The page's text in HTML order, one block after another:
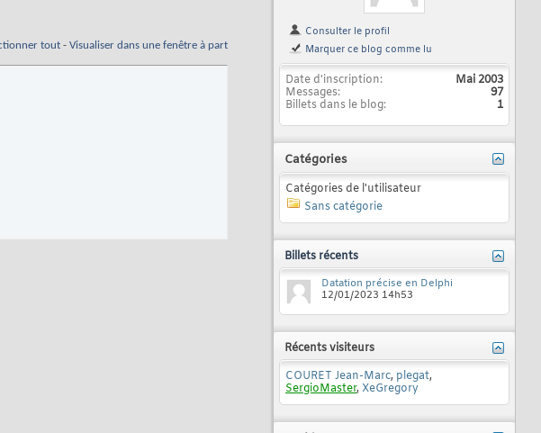
tout - Visualiser dans une fenêtre à part
Consulter le profil
Marquer ce blog comme lu
Date d'inscription
Mai 2003
Messages
97
Billets dans le blog
1
Catégories
Catégories de l'utilisateur
Sans catégorie
Billets récents
Datation précise en Delphi
12/01/2023 14h53
Récents visiteurs
COURET Jean-Marc, plegat,
SergioMaster, XeGregory